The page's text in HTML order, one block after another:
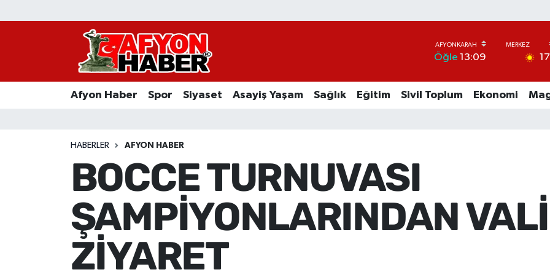
Öğle 13:09 17
Afyon Haber Spor Siyaset Asayiş Yaşam Sağlık Eğitim Sivil Toplum Ekonomi
HABERLER AFYON HABER
BOCCE TURNUVASI
ŞAMPİYONLARINDAN
ZİYARET
Afyon Haber
Asayiş Yaşam
Sivil Toplum
Ekonomi